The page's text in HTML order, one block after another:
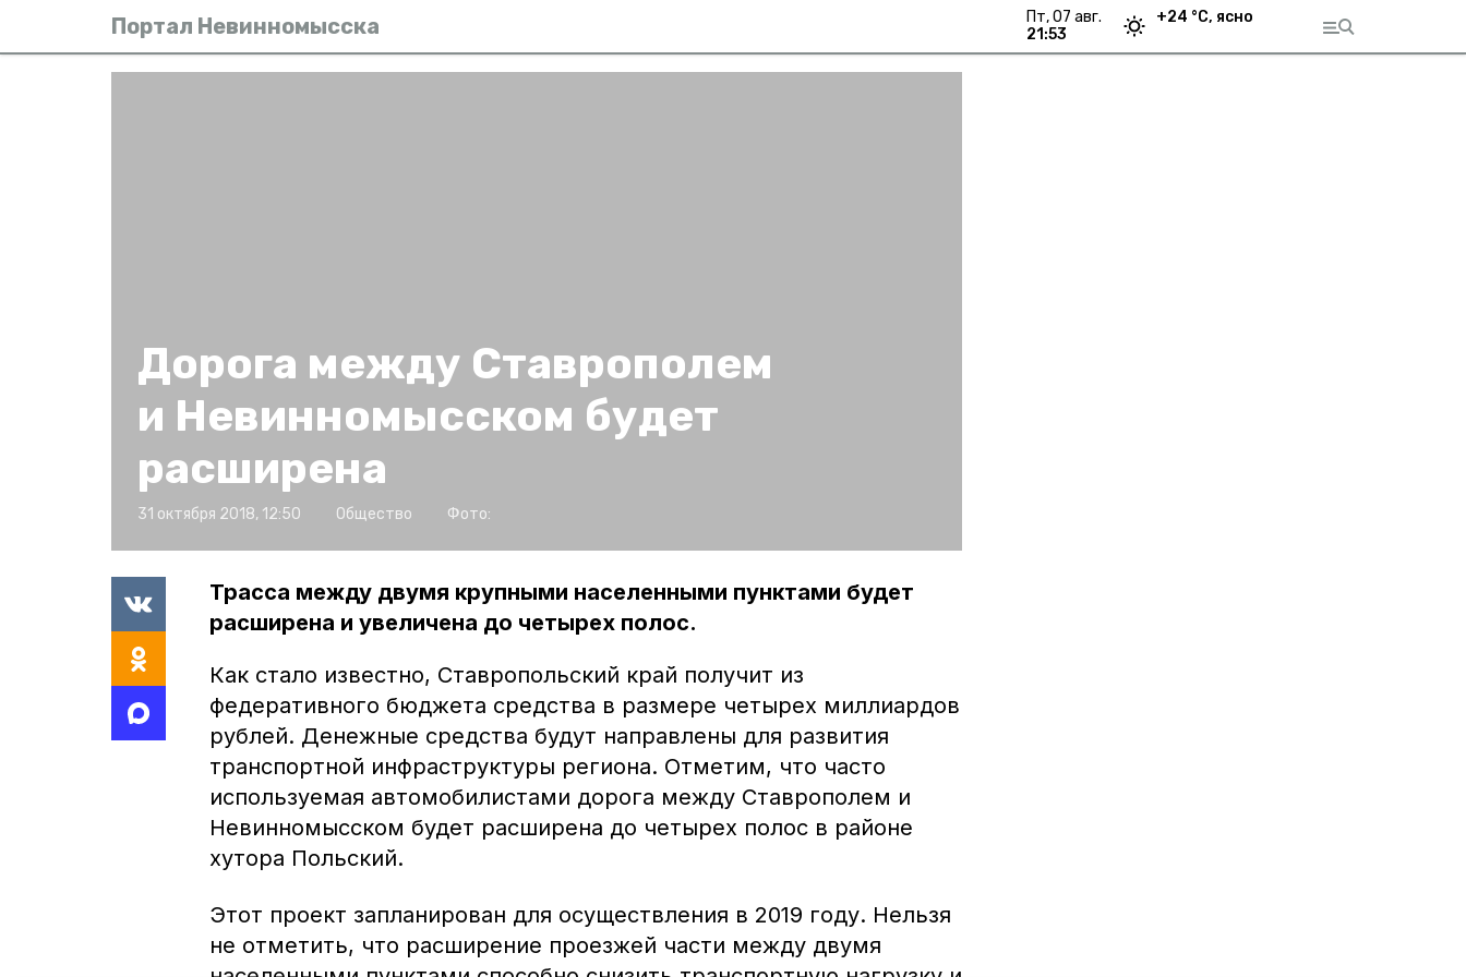
Портал Невинномысска
пт, 07 авг.
21:53
+24 °С, ясно
Дорога между Ставрополем
и Невинномысском будет
расширена
31 октября 2018, 12:50 Общество Фото:
Трасса между двумя крупными населенными пунктами будет
расширена и увеличена до четырех полос.
Как стало известно, Ставропольский край получит из
федеративного бюджета средства в размере четырех миллиардов
рублей. Денежные средства будут направлены для развития
транспортной инфраструктуры региона. Отметим, что часто
используемая автомобилистами дорога между Ставрополем и
Невинномысском будет расширена до четырех полос в районе
хутора Польский.
Этот проект запланирован для осуществления в 2019 году. Нельзя
не отметить, что расширение проезжей части между двумя